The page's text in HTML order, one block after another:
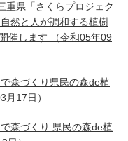
県「さくらプロジェク
然と人が調和する植樹
催します （令和05年09
森づくり県民の森de植
月17日）
森づくり 県民の森de植